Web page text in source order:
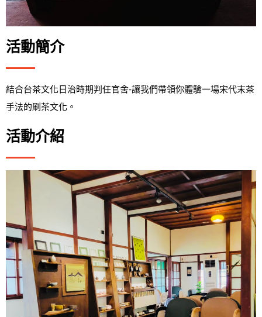
活動簡介
結合台茶文化日治時期判任官舍-讓我們帶領你體驗一場宋代末茶
手法的刷茶文化。
活動介紹